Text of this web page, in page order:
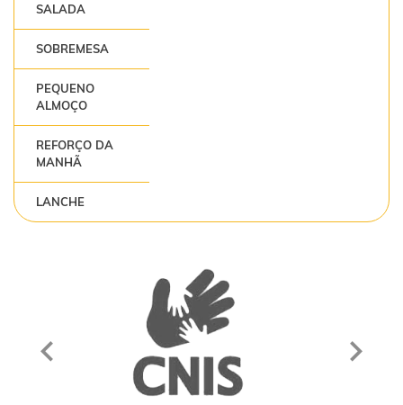
SALADA
SOBREMESA
PEQUENO
ALMOÇO
REFORÇO DA
MANHÃ
LANCHE